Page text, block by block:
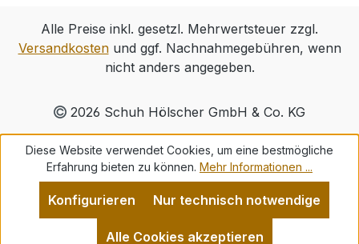
Alle Preise inkl. gesetzl. Mehrwertsteuer zzgl.
Versandkostenund ggf. Nachnahmegebühren, wenn
nicht anders angegeben.
2026 Schuh Hölscher GmbH & Co. KG
Diese Website verwendet Cookies, um eine bestmögliche
Erfahrung bieten zu können. Mehr Informationen ...
Nur technisch notwendige
Konfigurieren
Alle Cookies akzeptieren